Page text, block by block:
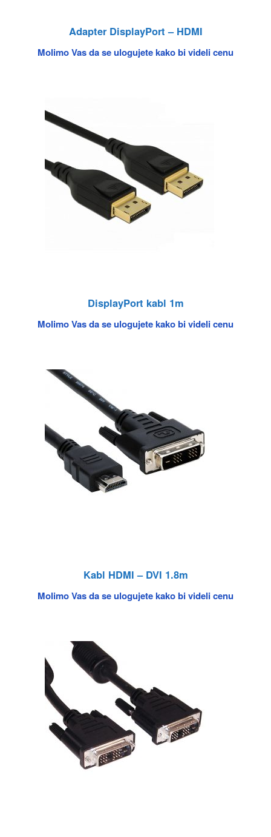
Adapter DisplayPort – HDMI
Molimo Vas da se ulogujete kako bi videli cenu
DisplayPort kabl 1m
Molimo Vas da se ulogujete kako bi videli cenu
Kabl HDMI – DVI 1.8m
Molimo Vas da se ulogujete kako bi videli cenu